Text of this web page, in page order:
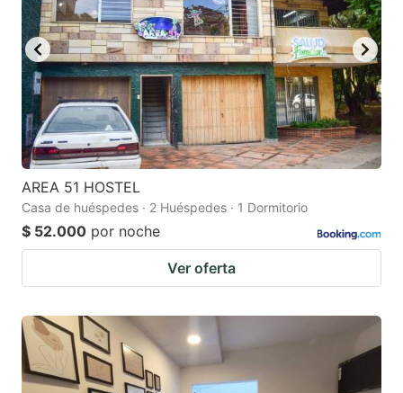
AREA 51 HOSTEL
Casa de huéspedes · 2 Huéspedes · 1 Dormitorio
$ 52.000 por noche
Ver oferta